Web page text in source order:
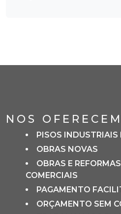
NOS
PISOS
OBRAS NOVAS
OBRAS E REFORMAS EM AMBIENTES
COMERCIAIS
PAGAMENTO
ORÇAMENTO SEM